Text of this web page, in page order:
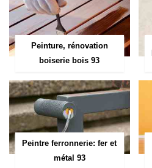
Peinture, rénovation
boiserie bois 93
Peintre ferronnerie: fer et
métal 93